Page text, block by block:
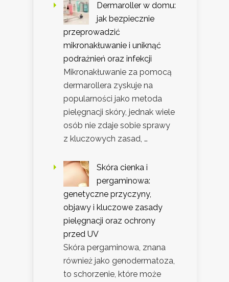
Dermaroller w domu:
jak bezpiecznie
przeprowadzić
mikronakłuwanie i uniknąć
podrażnień oraz infekcji
Mikronakłuwanie za pomocą
dermarollera zyskuje na
popularności jako metoda
pielęgnacji skóry, jednak wiele
osób nie zdaje sobie sprawy
z kluczowych zasad, …
Skóra cienka i
pergaminowa:
genetyczne przyczyny,
objawy i kluczowe zasady
pielęgnacji oraz ochrony
przed UV
Skóra pergaminowa, znana
również jako genodermatoza,
to schorzenie, które może